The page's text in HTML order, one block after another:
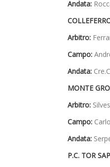
Andata:
Arbitro:
Campo:
Andata:
MONTE
Arbitro:
Campo:
Andata:
P.C. TOR